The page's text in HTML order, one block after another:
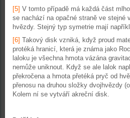
[5] V tomto případě má každá část
se nachází na opačné straně ve stejné
hvězdy. Stejný typ symetrie mají
[6] Takový disk vzniká, když proud
protéká hranicí, která je známa jako
laloku je všechna hmota vázána
nemůže uniknout. Když se ale lalok
překročena a hmota přetéká pryč od
přenosu na druhou složky dvojhvězdy
Kolem ní se vytváří akreční disk.